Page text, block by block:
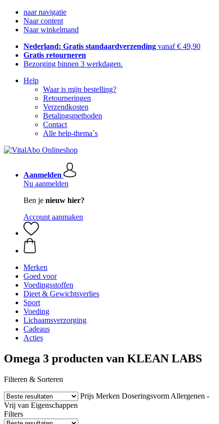
naar navigatie
Naar content
Naar winkelmand
Nederland: Gratis standaardverzending vanaf € 49,90
Gratis retourneren
Bezorging binnen 3 werkdagen.
Help
Waar is mijn bestelling?
Retourneringen
Verzendkosten
Betalingsmethoden
Contact
Alle help-thema`s
Aanmelden
Nu aanmelden
Ben je nieuw hier?
Account aanmaken
Merken
Goed voor
Voedingsstoffen
Dieet & Gewichtsverlies
Sport
Voeding
Lichaamsverzorging
Cadeaus
Acties
Omega 3 producten van KLEAN LABS
Filteren & Sorteren
Prijs Merken Doseringsvorm Allergenen -
Vrij van Eigenschappen
Filters